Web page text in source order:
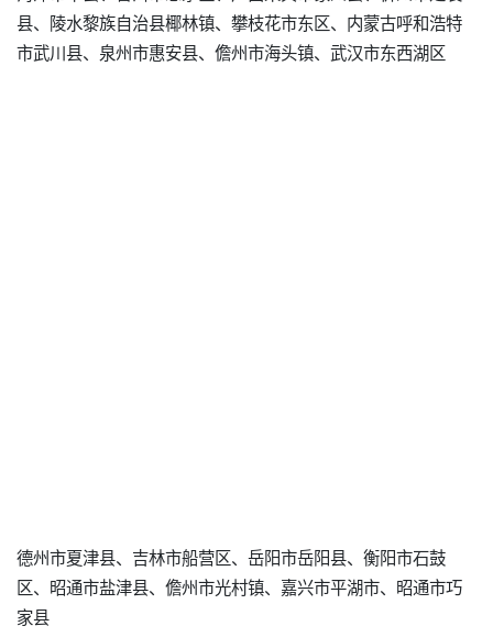
县、陵水黎族自治县椰林镇、攀枝花市东区、内蒙古呼和浩特
市武川县、泉州市惠安县、儋州市海头镇、武汉市东西湖区
德州市夏津县、吉林市船营区、岳阳市岳阳县、衡阳市石鼓
区、昭通市盐津县、儋州市光村镇、嘉兴市平湖市、昭通市巧
家县